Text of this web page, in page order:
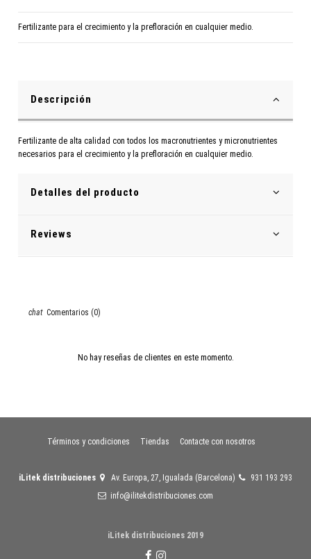
Fertilizante para el crecimiento y la prefloración en cualquier medio.
Descripción
Fertilizante de alta calidad con todos los macronutrientes y micronutrientes
necesarios para el crecimiento y la prefloración en cualquier medio.
Detalles del producto
Reviews
Comentarios (0)
No hay reseñas de clientes en este momento.
Términos y condiciones Tiendas Contacte con nosotros
iLitek distribuciones Av. Europa, 27, Igualada (Barcelona)
931 193 293
info@ilitekdistribuciones.com
iLitek distribuciones 2019